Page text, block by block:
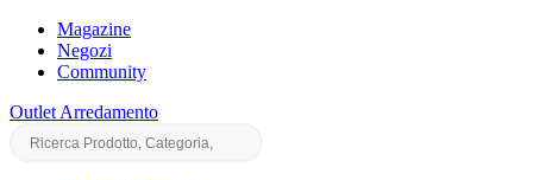
Magazine
Negozi
Community
Outlet Arredamento